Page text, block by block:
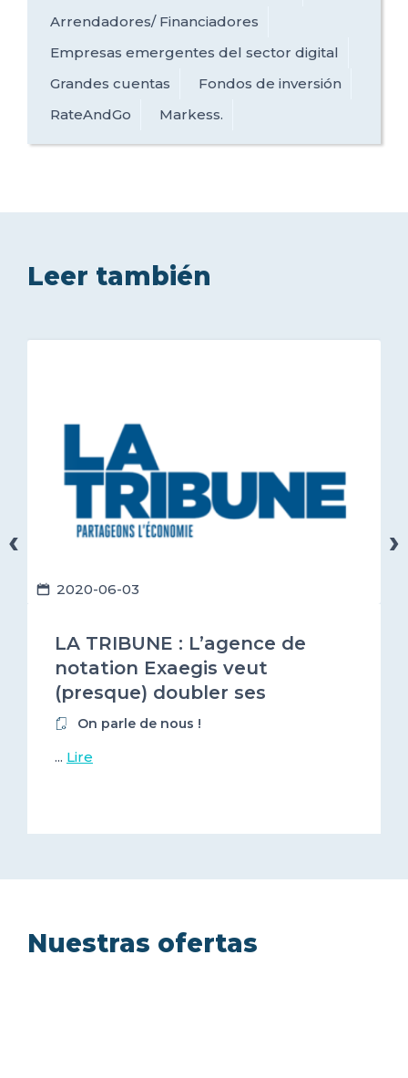
Arrendadores/ Financiadores
Empresas emergentes del sector digital
Grandes cuentas
Fondos de inversión
RateAndGo
Markess.
Leer también
2020-06-03
LA TRIBUNE : L’agence de
notation Exaegis veut
(presque) doubler ses
recettes
On parle de nous !
... Lire
‹ ›
Nuestras ofertas